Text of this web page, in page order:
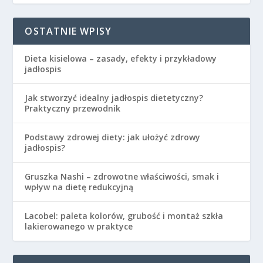
OSTATNIE WPISY
Dieta kisielowa – zasady, efekty i przykładowy
jadłospis
Jak stworzyć idealny jadłospis dietetyczny?
Praktyczny przewodnik
Podstawy zdrowej diety: jak ułożyć zdrowy
jadłospis?
Gruszka Nashi – zdrowotne właściwości, smak i
wpływ na dietę redukcyjną
Lacobel: paleta kolorów, grubość i montaż szkła
lakierowanego w praktyce